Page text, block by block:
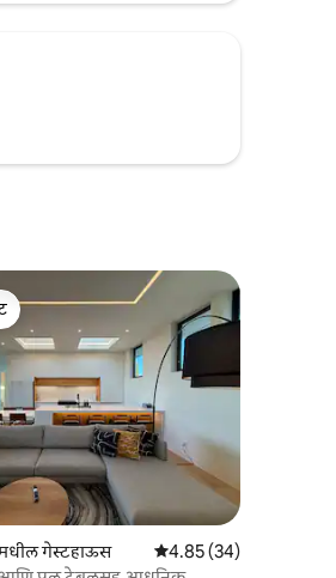
गेस्टहाऊस 5 पैकी 4.85 सरासरी रेटिंग,
4.85 (34)